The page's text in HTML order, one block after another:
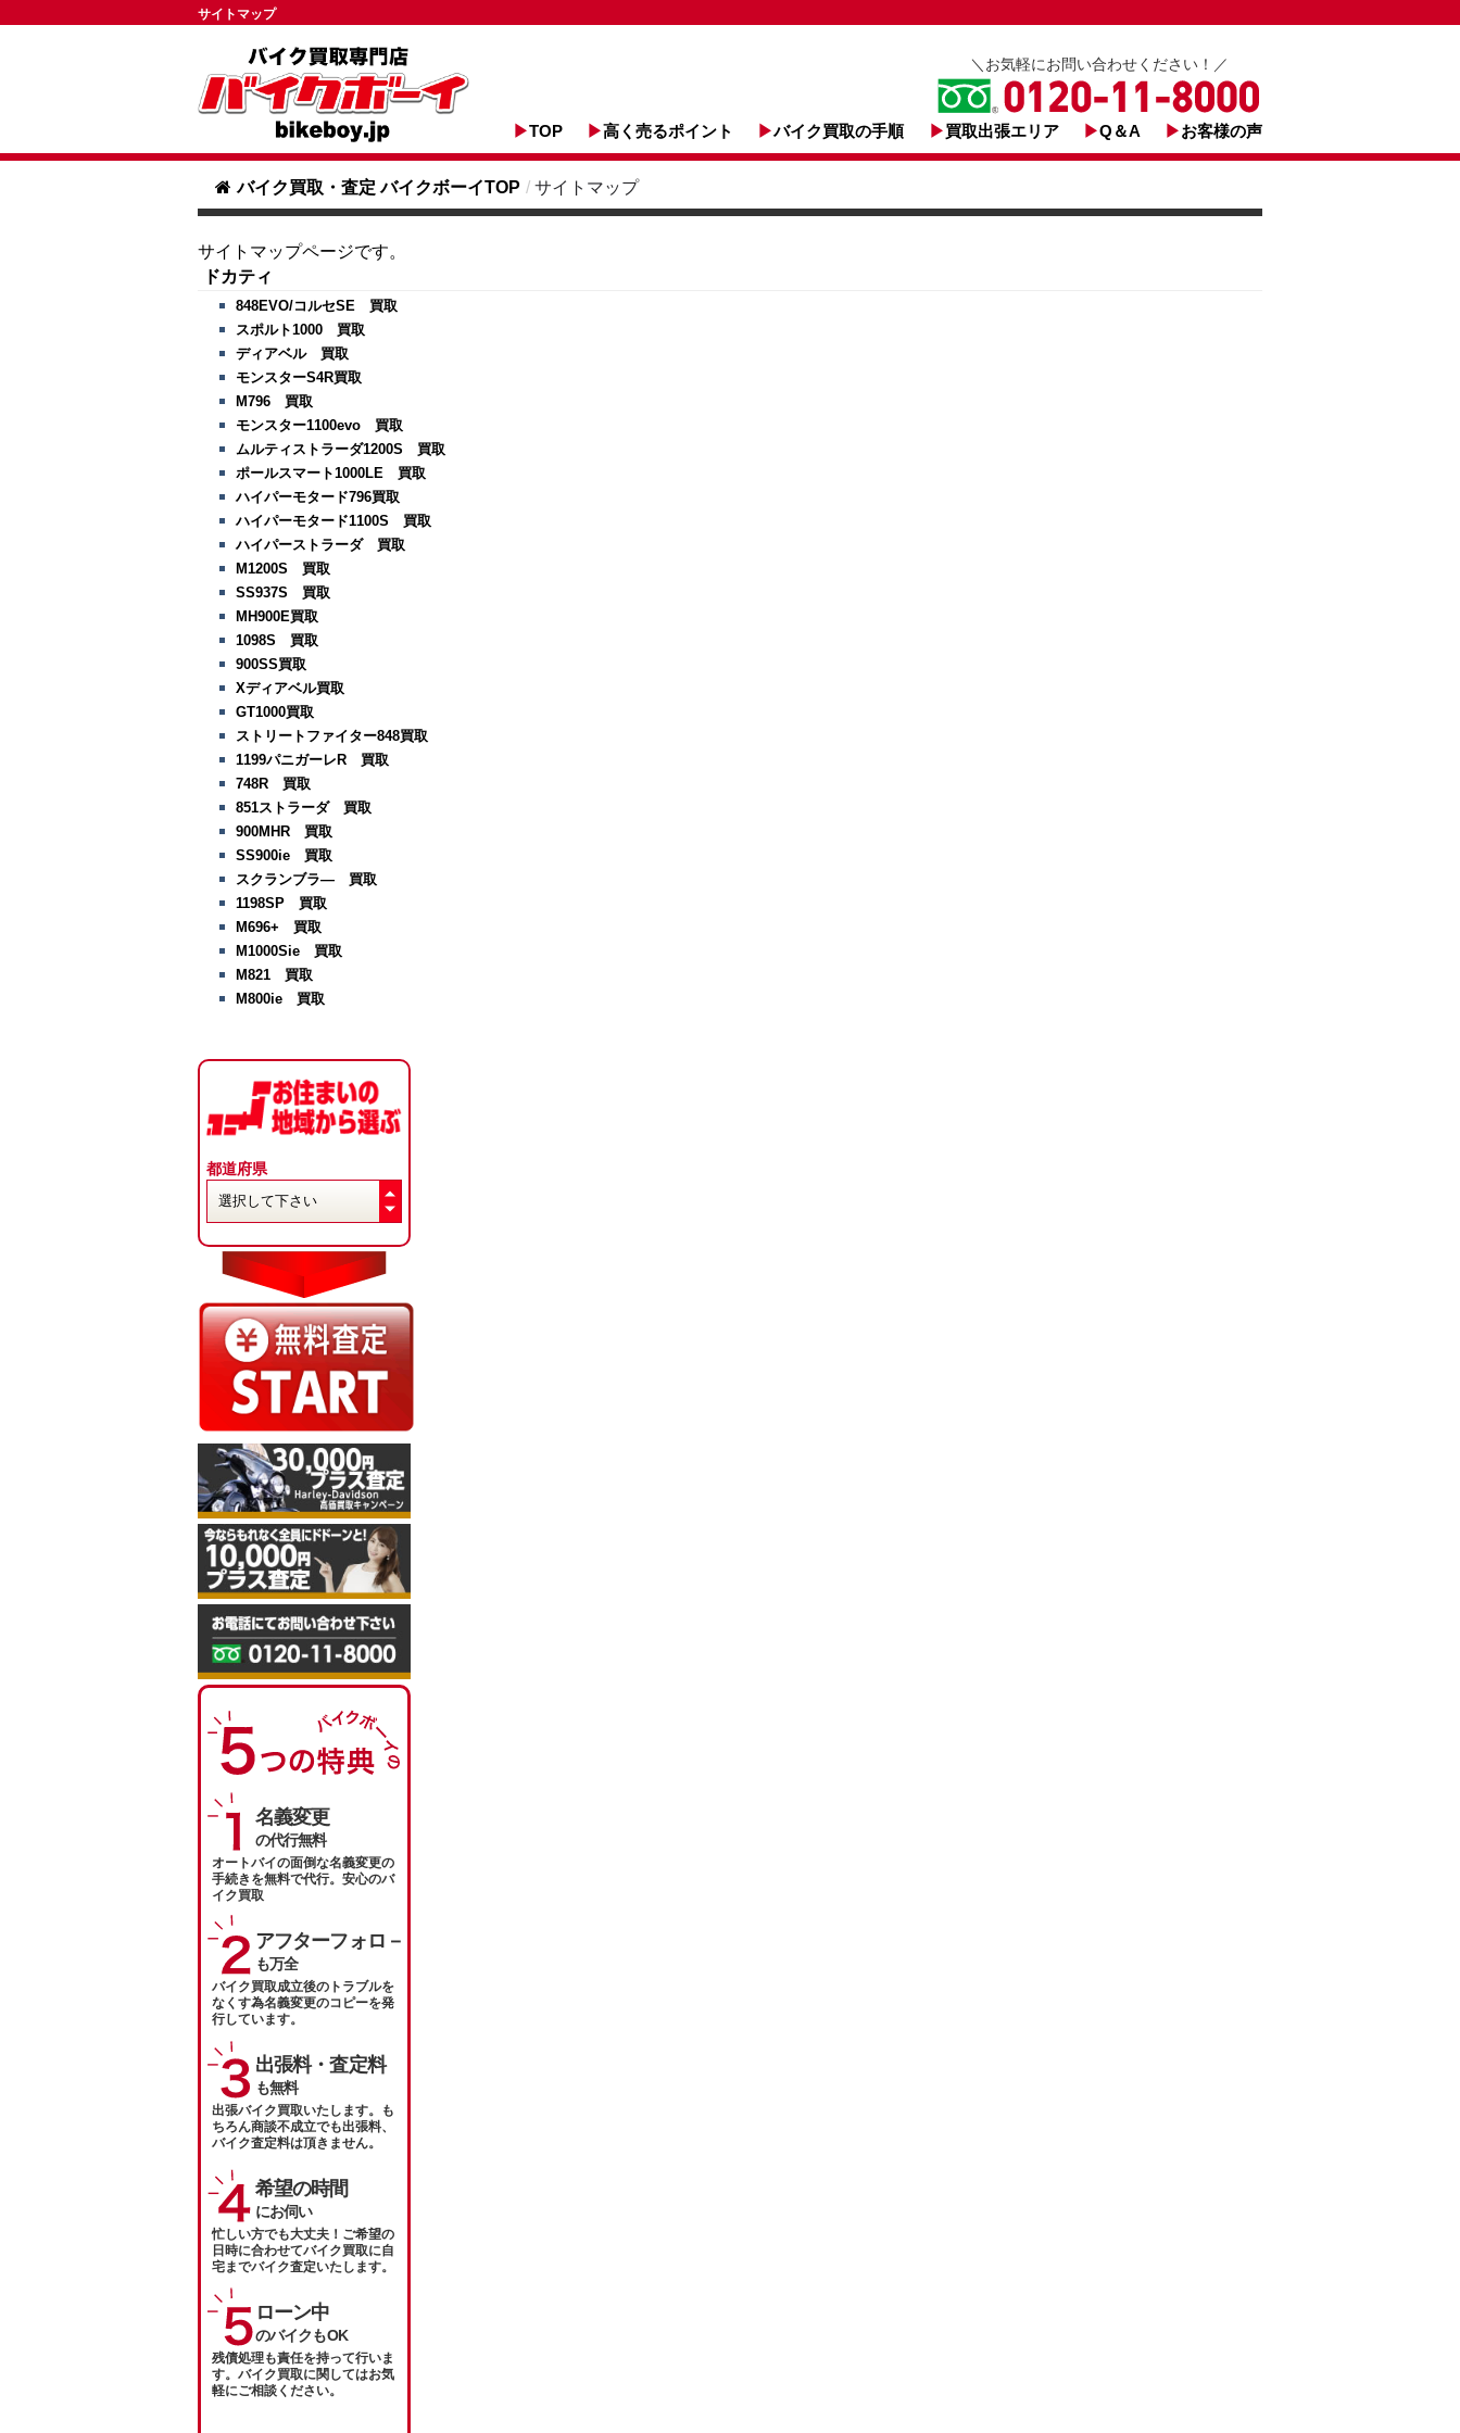
サイトマップ
＼お気軽にお問い合わせください！／
TOP 高く売るポイント バイク買取の手順 買取出張エリア Q＆A お客様の声
バイク買取・査定 バイクボーイTOP / サイトマップ
サイトマップページです。
ドカティ
848EVO/コルセSE 買取
スポルト1000 買取
ディアベル 買取
モンスターS4R買取
M796 買取
モンスター1100evo 買取
ムルティストラーダ1200S 買取
ポールスマート1000LE 買取
ハイパーモタード796買取
ハイパーモタード1100S 買取
ハイパーストラーダ 買取
M1200S 買取
SS937S 買取
MH900E買取
1098S 買取
900SS買取
Xディアベル買取
GT1000買取
ストリートファイター848買取
1199パニガーレR 買取
748R 買取
851ストラーダ 買取
900MHR 買取
SS900ie 買取
スクランブラ― 買取
1198SP 買取
M696+ 買取
M1000Sie 買取
M821 買取
M800ie 買取
都道府県
名義変更
の代行無料
オートバイの面倒な名義変更の
手続きを無料で代行。安心のバ
イク買取
アフターフォロ－
も万全
バイク買取成立後のトラブルを
なくす為名義変更のコピーを発
行しています。
出張料・査定料
も無料
出張バイク買取いたします。も
ちろん商談不成立でも出張料、
バイク査定料は頂きません。
希望の時間
にお伺い
忙しい方でも大丈夫！ご希望の
日時に合わせてバイク買取に自
宅までバイク査定いたします。
ローン中
のバイクもOK
残債処理も責任を持って行いま
す。バイク買取に関してはお気
軽にご相談ください。